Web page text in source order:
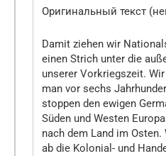
Оригинальный текст
Damit ziehen wir
einen Strich unter die
unserer Vorkriegszeit.
man vor sechs
stoppen den ewigen
Süden und Westen
nach dem Land im
ab die Kolonial- und